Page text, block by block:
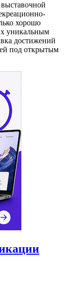
хорошо
уникальным
достижений
под открытым